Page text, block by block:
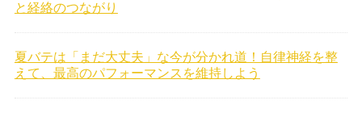
と経絡のつながり
夏バテは「まだ大丈夫」な今が分かれ道！自律神経を整
えて、最高のパフォーマンスを維持しよう